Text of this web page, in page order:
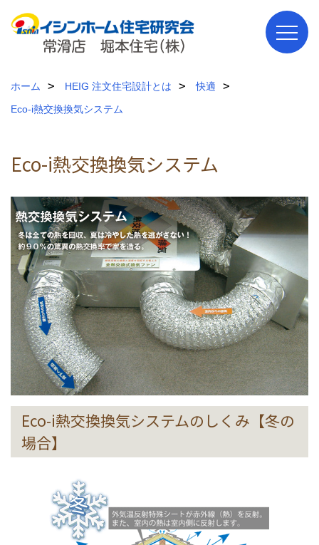
ホーム HEIG 注文住宅設計とは
快適
Eco-i熱交換換気システム
Eco-i熱交換換気システム
Eco-i熱交換換気システムのしくみ【冬の
場合】